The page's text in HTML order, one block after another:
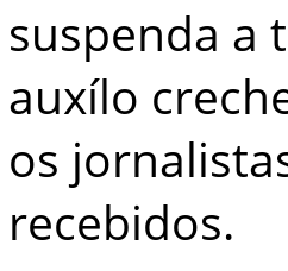
suspenda a
auxílo
os
recebidos.